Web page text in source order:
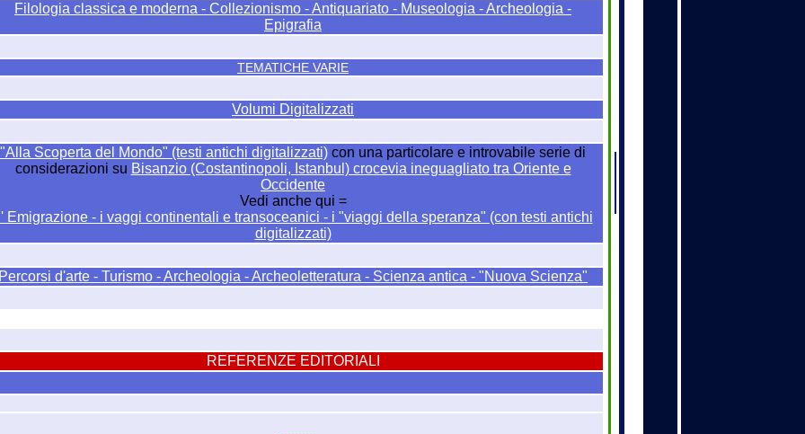
Filologia classica e moderna - Collezionismo - Antiquariato - Museologia - Archeologia -
Epigrafia
TEMATICHE VARIE
Volumi Digitalizzati
"Alla Scoperta del Mondo" (testi antichi digitalizzati) con una particolare e introvabile serie di
considerazioni su Bisanzio (Costantinopoli, Istanbul) crocevia ineguagliato tra Oriente e
Occidente
Vedi anche qui =
Emigrazione - i vaggi continentali e transoceanici - i "viaggi della speranza" (con testi antichi
digitalizzati)
d'arte - Turismo - Archeologia - Archeoletteratura - Scienza antica - "Nuova Scienza"
REFERENZE EDITORIALI